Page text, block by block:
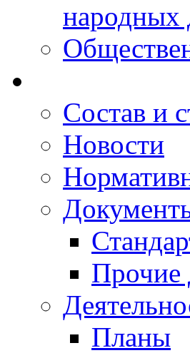
народных
Состав и
Новости
Прочие
Планы